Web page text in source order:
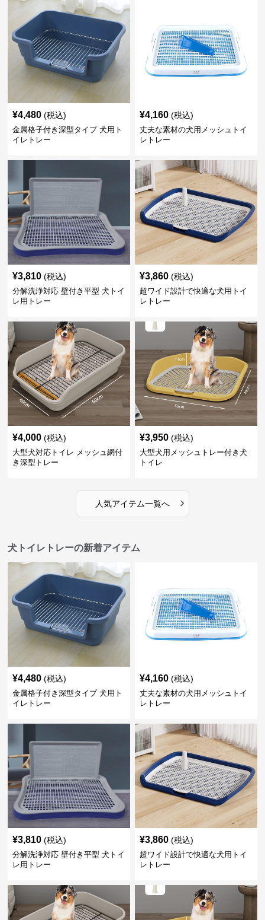
¥4,480 (税込)
金属格子付き深型タイプ 犬用ト
イレトレー
¥4,160 (税込)
丈夫な素材の犬用メッシュトイ
レトレー
¥3,810 (税込)
分解洗浄対応 壁付き平型 犬トイ
レ用トレー
¥3,860 (税込)
超ワイド設計で快適な犬用トイ
レトレー
¥4,000 (税込)
大型犬対応トイレ メッシュ網付
き深型トレー
¥3,950 (税込)
大型犬用メッシュトレー付き犬
トイレ
人気アイテム一覧へ ›
犬トイレトレーの新着アイテム
¥4,480 (税込)
金属格子付き深型タイプ 犬用ト
イレトレー
¥4,160 (税込)
丈夫な素材の犬用メッシュトイ
レトレー
¥3,810 (税込)
分解洗浄対応 壁付き平型 犬トイ
レ用トレー
¥3,860 (税込)
超ワイド設計で快適な犬用トイ
レトレー